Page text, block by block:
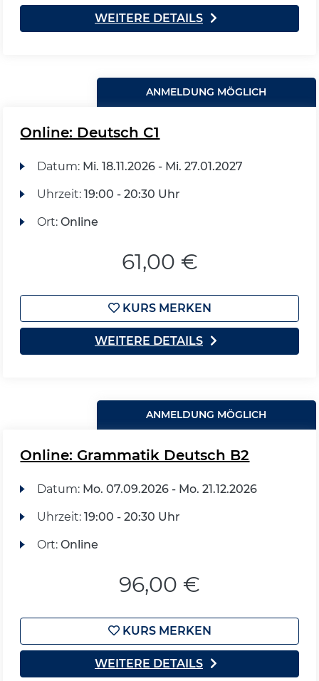
WEITERE DETAILS
ANMELDUNG MÖGLICH
Online: Deutsch C1
Datum: Mi. 18.11.2026 - Mi. 27.01.2027
Uhrzeit: 19:00 - 20:30 Uhr
Ort: Online
61,00 €
KURS MERKEN
WEITERE DETAILS
ANMELDUNG MÖGLICH
Online: Grammatik Deutsch B2
Datum: Mo. 07.09.2026 - Mo. 21.12.2026
Uhrzeit: 19:00 - 20:30 Uhr
Ort: Online
96,00 €
KURS MERKEN
WEITERE DETAILS